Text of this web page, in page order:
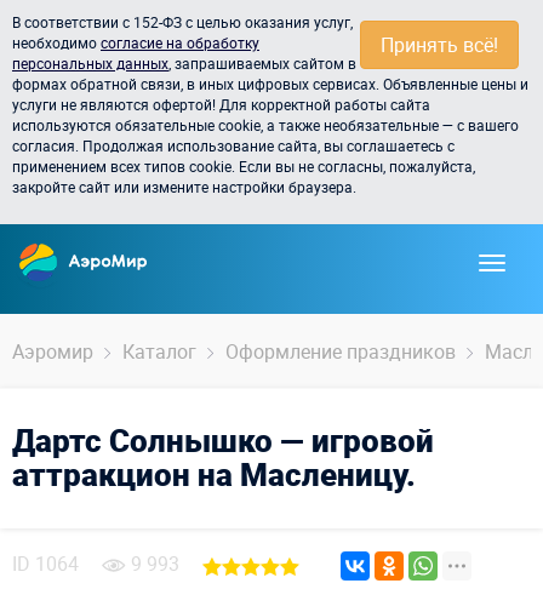
Принять всё!
В соответствии с 152-ФЗ с целью оказания услуг,
необходимосогласие на обработку
персональных данных , запрашиваемых сайтом в
формах обратной связи, в иных цифровых сервисах. Объявленные цены и
услуги не являются офертой! Для корректной работы сайта
используются обязательные cookie, а также необязательные — с вашего
согласия. Продолжая использование сайта, вы соглашаетесь с
применением всех типов cookie. Если вы не согласны, пожалуйста,
закройте сайт или измените настройки браузера.
Аэромир Каталог Оформление праздников
Дартс Солнышко — игровой
аттракцион на Масленицу.
ID 1064 9 993